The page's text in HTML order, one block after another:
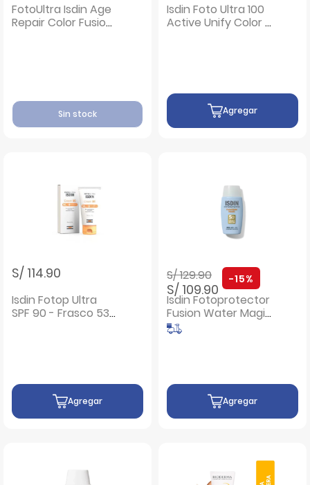
FotoUltra Isdin Age
Repair Color Fusion
Sin stock
Isdin Foto Ultra 100
Active Unify Color -
Agregar
S/ 114.90
Isdin Fotop Ultra
SPF 90 - Frasco 53
Agregar
Precio rebajado de
S/ 129.90a
S/ 109.90
-15%
Isdin Fotoprotector
Fusion Water Magic
- Frasco 50 ML
Agregar